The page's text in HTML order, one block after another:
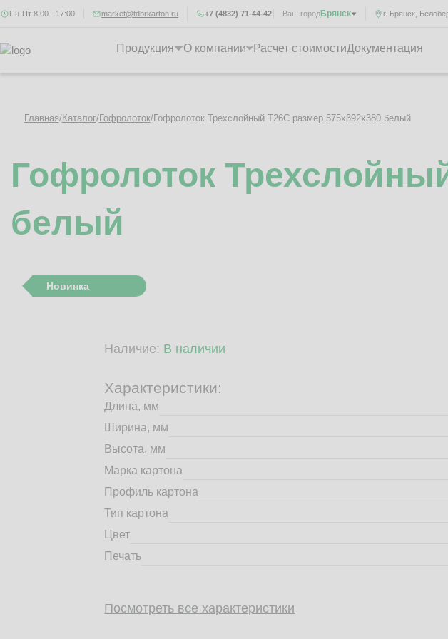
г. Брянск,
Пн-Пт 8:00 - 17:00 market@tdbrkarton.ru Ваш городБрянск
+7 (4832) 71-44-42
Продукция О компании Расчет стоимостиДокументация
Главная/Каталог/Гофролоток/Гофролоток Трехслойный Т26C размер 575x392x380 белый
Гофролоток
белый
Новинка
Наличие: В наличии
Характеристики:
Длина, мм
Ширина, мм
Высота, мм
Марка картона
Профиль картона
Тип картона
Цвет
Печать
Посмотреть все характеристики